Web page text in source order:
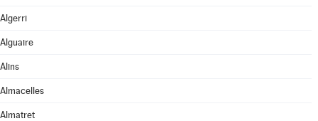
Algerri
Alguaire
Alins
Almacelles
Almatret